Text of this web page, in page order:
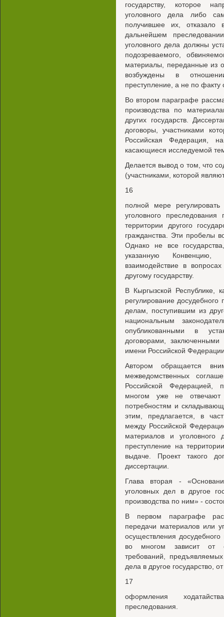
государству, которое
уголовного дела либо
получившее их, отказало
дальнейшем
уголовного дела должны
подозреваемого,
материалы, переданные из
возбуждены в
преступление, а не по
Во втором параграфе
производства по
других государств.
договоры, участниками
Российская Федерация,
касающиеся исследуемой
Делается вывод о том, что
(участниками, которой
16
полной мере
уголовного
территории другого
гражданства. Эти пробелы
Однако не все
указанную Конвенцию,
взаимодействие в
другому государству.
В Кыргызской Республике,
регулирование
делам, поступившим из
национальным
опубликованными в
договорами,
имени Российской
Автором обращается
межведомственных
Российской Федерацией,
многом уже не
потребностям и
этим, предлагается, в
между Российской
материалов и
преступление на
выдаче. Проект такого
диссертации.
Глава вторая -
уголовных дел в другое
производства по ним» -
В первом параграфе
передачи материалов или
осуществления
во многом зависит от
требований,
дела в другое государство,
17
оформления
преследования.